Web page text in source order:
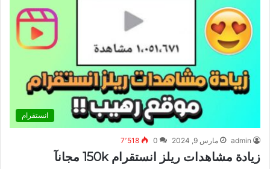
انستقرام
admin مارس 9, 2024 0 7٬518
زيادة مشاهدات ريلز انستقرام 150k مجانآ